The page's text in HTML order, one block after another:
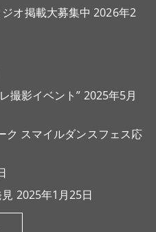
オ掲載大募集中 2026年2
撮影イベント” 2025年5月
スマイルダンスフェス応
2025年1月25日